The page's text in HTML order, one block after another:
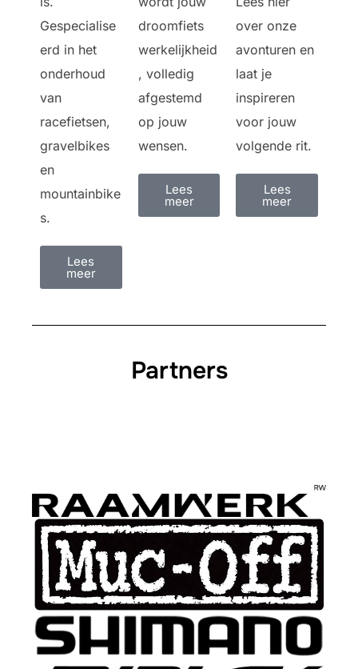
Gespecialise
erd in het
onderhoud
van
racefietsen,
gravelbikes
en
mountainbike
s.
Lees
meer
Lees
meer
droomfiets
werkelijkheid
, volledig
afgestemd
op jouw
wensen.
over onze
avonturen en
laat je
inspireren
voor jouw
volgende rit.
Lees
meer
Partners